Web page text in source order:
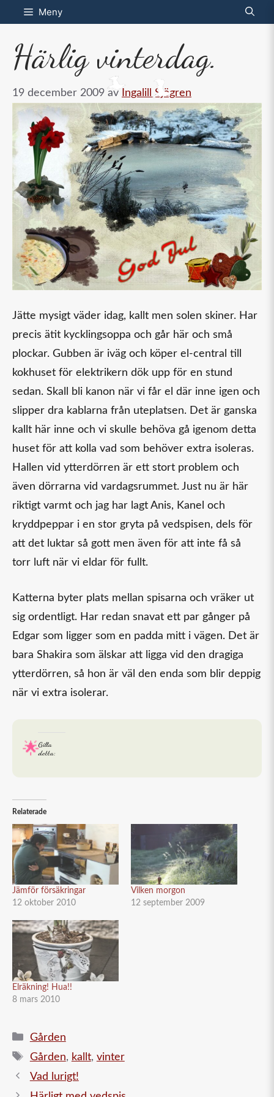
Hoppa
till
innehåll
Meny
Härlig vinterdag.
19 december 2009 av Ingalill Sjögren
Jätte mysigt väder idag, kallt men solen skiner. Har
precis ätit kycklingsoppa och går här och små
plockar. Gubben är iväg och köper el-central till
kokhuset för elektrikern dök upp för en stund
sedan. Skall bli kanon när vi får el där inne igen och
slipper dra kablarna från uteplatsen. Det är ganska
kallt här inne och vi skulle behöva gå igenom detta
huset för att kolla vad som behöver extra isoleras.
Hallen vid ytterdörren är ett stort problem och
även dörrarna vid vardagsrummet. Just nu är här
riktigt varmt och jag har lagt Anis, Kanel och
kryddpeppar i en stor gryta på vedspisen, dels för
att det luktar så gott men även för att inte få så
torr luft när vi eldar för fullt.
Katterna byter plats mellan spisarna och vräker ut
sig ordentligt. Har redan snavat ett par gånger på
Edgar som ligger som en padda mitt i vägen. Det är
bara Shakira som älskar att ligga vid den dragiga
ytterdörren, så hon är väl den enda som blir deppig
när vi extra isolerar.
Gilla
detta:
Relaterade
Jämför försäkringar
12 oktober 2010
Vilken morgon
12 september 2009
Elräkning! Hua!!
8 mars 2010
Kategorier
Gården
Etiketter
Gården, kallt, vinter
Vad lurigt!